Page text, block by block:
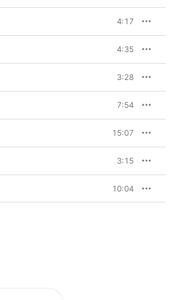
4:17
4:35
3:28
7:54
15:07
3:15
10:04